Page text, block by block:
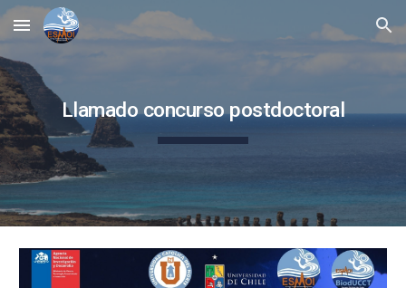
Skip to main content Skip to navigation
Llamado concurso postdoctoral